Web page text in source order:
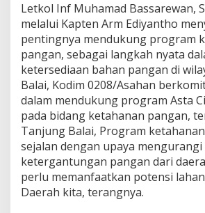
l
r
i
M
e
n
d
u
u
n
g
K
e
t
a
Letkol Inf Muhamad Bassarewan,
melalui Kapten Arm Ediyantho
pentingnya mendukung program
pangan, sebagai langkah nyata
ketersediaan bahan pangan di
Balai, Kodim 0208/Asahan
dalam mendukung program Asta
pada bidang ketahanan pangan,
Tanjung Balai, Program
sejalan dengan upaya mengurangi
ketergantungan pangan dari
perlu memanfaatkan potensi
Daerah kita, terangnya.